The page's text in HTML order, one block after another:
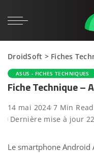
DroidSoft > Fiches
ASUS - FICHES TECHNIQUES
Fiche Technique –
14 mai 2024 7 Min Read
Dernière mise à jour
Le smartphone Android